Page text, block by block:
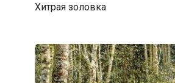
Хитрая золовка